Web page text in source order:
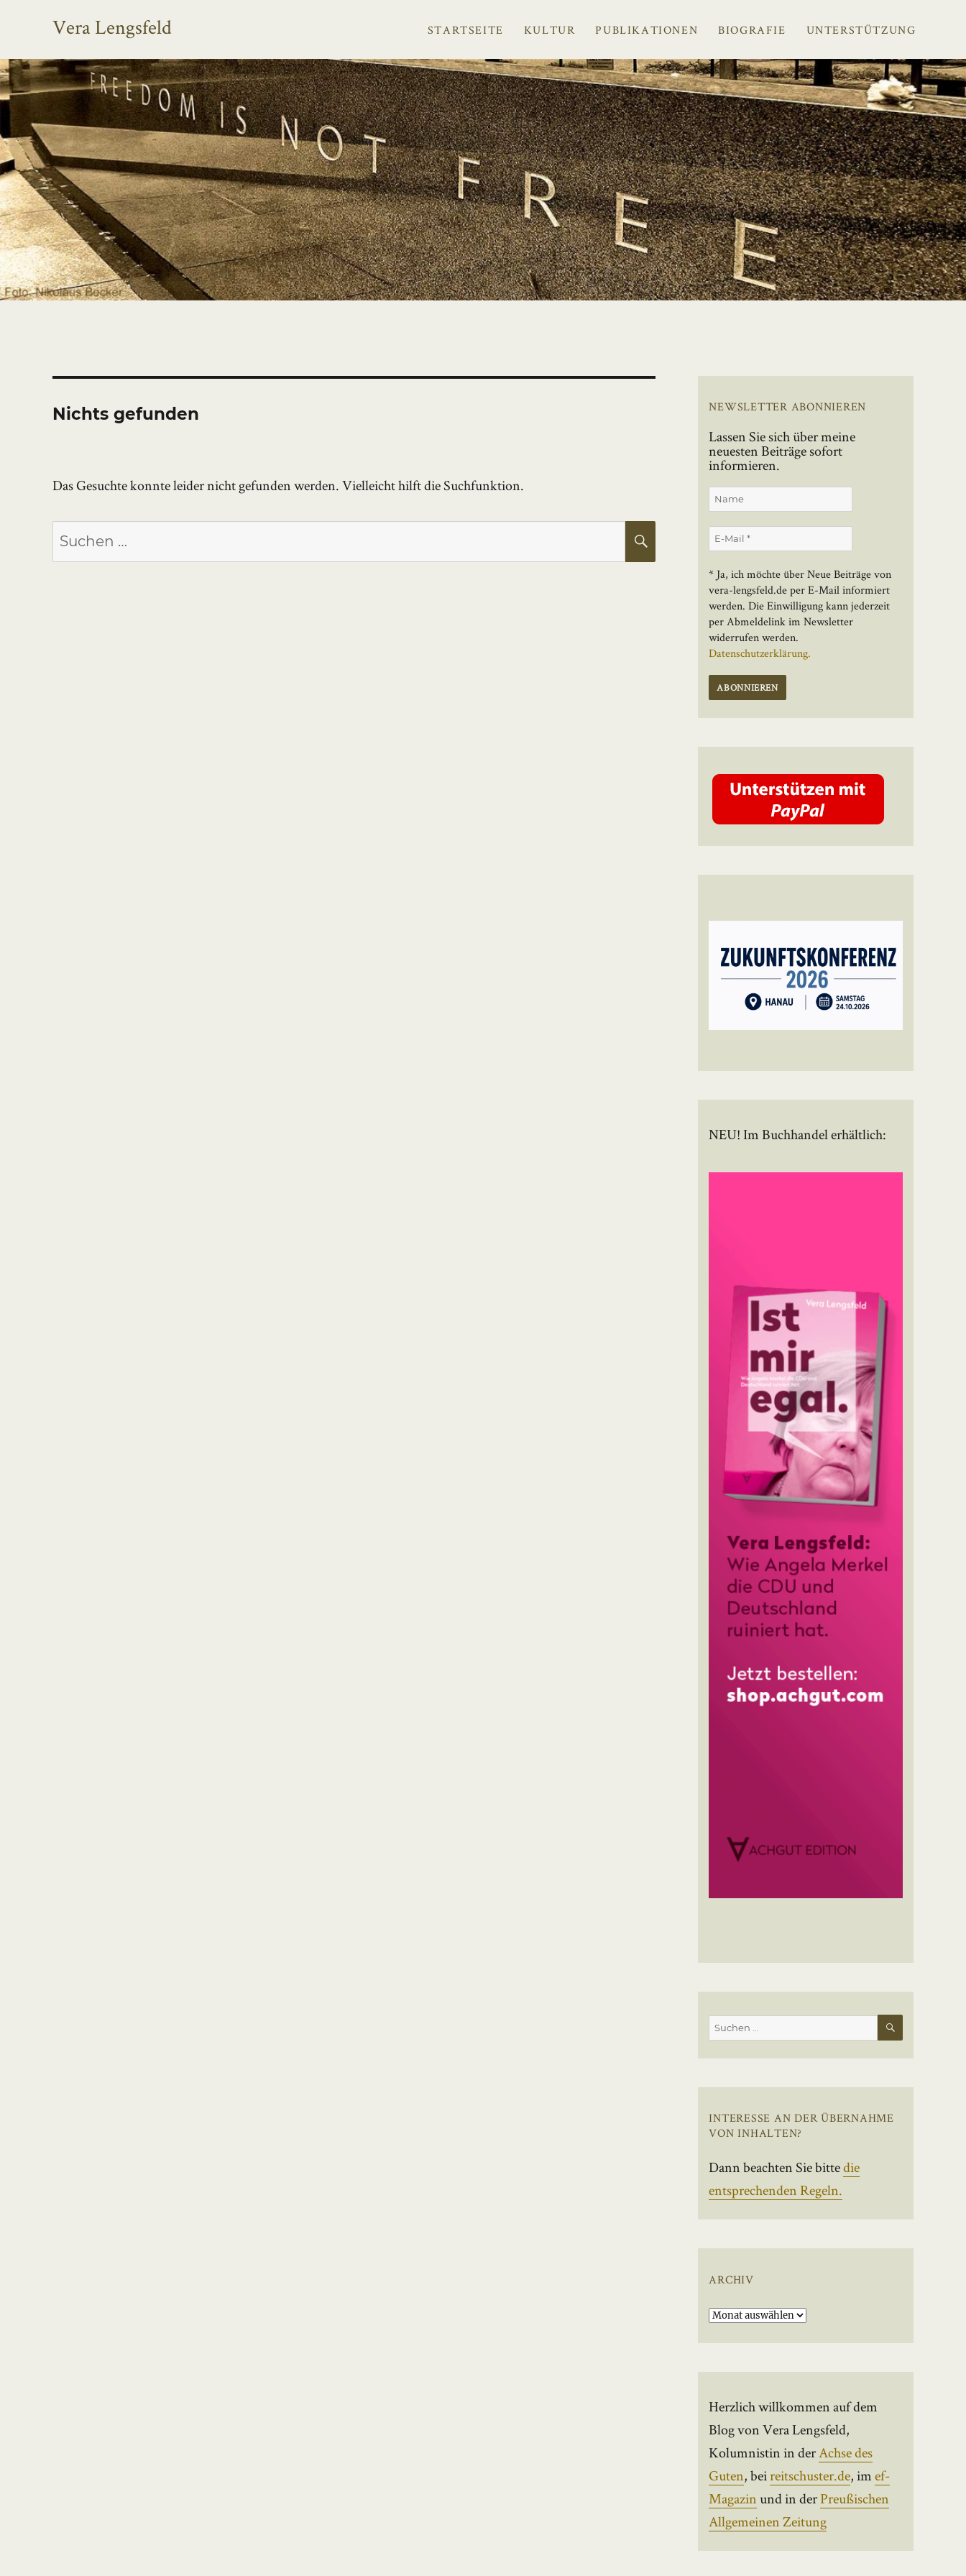
Vera Lengsfeld STARTSEITE KULTUR PUBLIKATIONEN BIOGRAFIE UNTERSTÜTZUNG
Nichts gefunden
Das Gesuchte konnte leider nicht gefunden werden. Vielleicht hilft die Suchfunktion.
Suchen
nach:
SUCHEN
NEWSLETTER ABONNIEREN
Lassen Sie sich über meine
neuesten Beiträge sofort
informieren.
* Ja, ich möchte über Neue Beiträge von
vera-lengsfeld.de per E-Mail informiert
werden. Die Einwilligung kann jederzeit
per Abmeldelink im Newsletter
widerrufen werden.
Datenschutzerklärung.
NEU! Im Buchhandel erhältlich:
Suchen
SUCHEN
INTERESSE AN DER ÜBERNAHME
VON INHALTEN?
Dann beachten Sie bittedie
entsprechenden Regeln.
ARCHIV
Archiv
Herzlich willkommen auf dem
Blog von Vera Lengsfeld,
Kolumnistin in derAchse des
Guten, beireitschuster.de, imef-
Magazinund in derPreußischen
Allgemeinen Zeitung